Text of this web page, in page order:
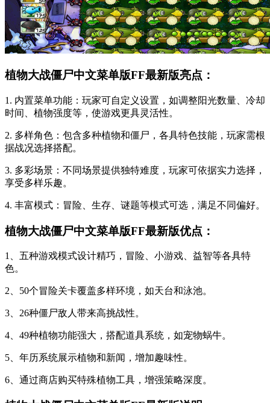
植物大战僵尸中文菜单版FF最新版亮点：
1. 内置菜单功能：玩家可自定义设置，如调整阳光数量、冷却
时间、植物强度等，使游戏更具灵活性。
2. 多样角色：包含多种植物和僵尸，各具特色技能，玩家需根
据战况选择搭配。
3. 多彩场景：不同场景提供独特难度，玩家可依据实力选择，
享受多样乐趣。
4. 丰富模式：冒险、生存、谜题等模式可选，满足不同偏好。
植物大战僵尸中文菜单版FF最新版优点：
1、五种游戏模式设计精巧，冒险、小游戏、益智等各具特
色。
2、50个冒险关卡覆盖多样环境，如天台和泳池。
3、26种僵尸敌人带来高挑战性。
4、49种植物功能强大，搭配道具系统，如宠物蜗牛。
5、年历系统展示植物和新闻，增加趣味性。
6、通过商店购买特殊植物工具，增强策略深度。